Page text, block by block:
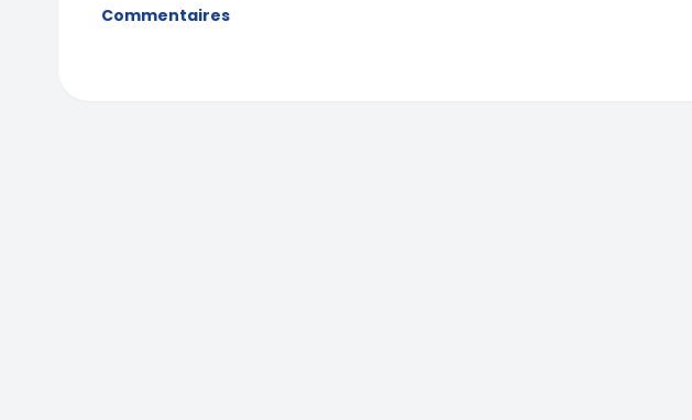
Commentaires